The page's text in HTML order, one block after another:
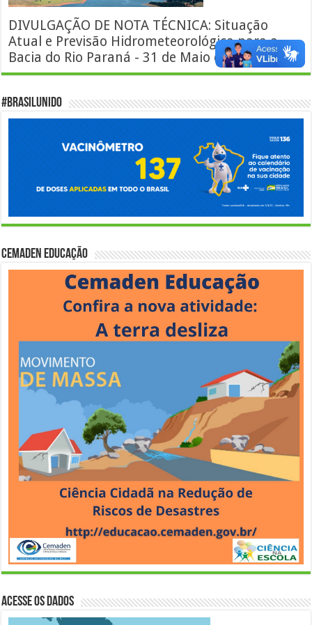
DIVULGAÇÃO DE NOTA TÉCNICA: Situação
Atual e Previsão Hidrometeorológica para a
Bacia do Rio Paraná - 31 de Maio de 2021
#BrasilUnido
Cemaden Educação
Acesse os Dados